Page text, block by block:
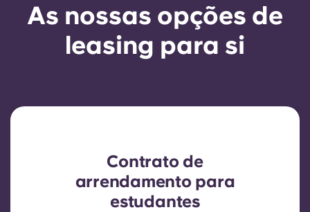
As nossas opções de
leasing para si
Contrato de
arrendamento para
estudantes